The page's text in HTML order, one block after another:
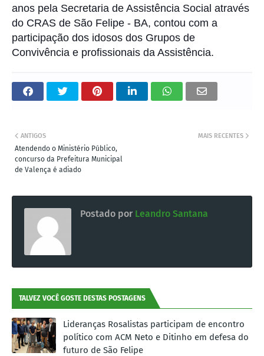
anos pela Secretaria de Assistência Social através
do CRAS de São Felipe - BA, contou com a
participação dos idosos dos Grupos de
Convivência e profissionais da Assistência.
MAIS RECENTES
ANTIGOS
Atendendo o Ministério Público,
concurso da Prefeitura Municipal
de Valença é adiado
Postado por Leandro Santana
TALVEZ VOCÊ GOSTE DESTAS POSTAGENS
Lideranças Rosalistas participam de encontro
político com ACM Neto e Ditinho em defesa do
futuro de São Felipe